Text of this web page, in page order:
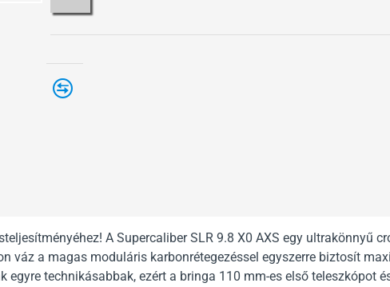
A Supercaliber SLR 9.8 X0 AXS egy ultrakönnyű
váz a magas moduláris karbonrétegezéssel egyszerre biztosít
technikásabbak, ezért a bringa 110 mm-es első teleszkópot